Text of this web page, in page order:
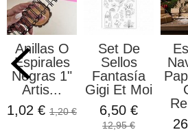
Anillas O
Espirales
Negras 1"
Artis...
1,02 € 1,20 €
Set De
Sellos
Fantasía
Gigi Et Moi
6,50 €
12,95 €